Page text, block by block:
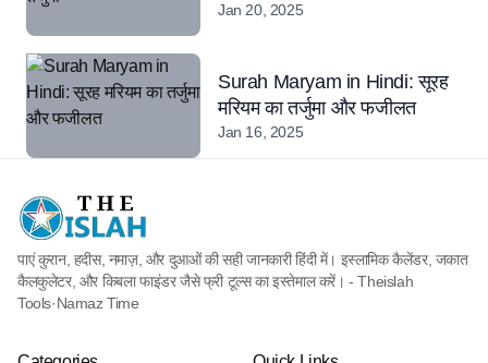
Jan 20, 2025
Surah Maryam in Hindi: सूरह
मरियम का तर्जुमा और फजीलत
Jan 16, 2025
पाएं कुरान, हदीस, नमाज़, और दुआओं की सही जानकारी हिंदी में। इस्लामिक कैलेंडर, जकात
कैलकुलेटर, और किबला फाइंडर जैसे फ्री टूल्स का इस्तेमाल करें। - Theislah
Tools·Namaz Time